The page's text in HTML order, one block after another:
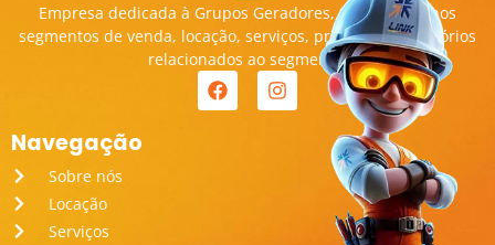
Empresa dedicada à Grupos Geradores, transitando nos
segmentos de venda, locação, serviços, produtos e acessórios
relacionados ao segmento.
Navegação
Sobre nós
Locação
Serviços